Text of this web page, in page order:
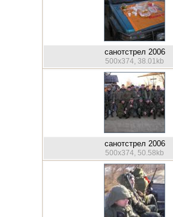
санотстрел 2006
500x374, 38.01kb
санотстрел 2006
500x374, 50.58kb